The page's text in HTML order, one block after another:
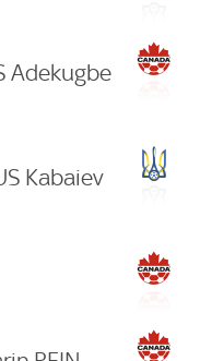
Adekugbe
Kabaiev